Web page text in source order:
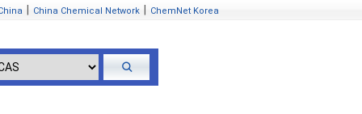
China Chemical Network ChemNet Korea